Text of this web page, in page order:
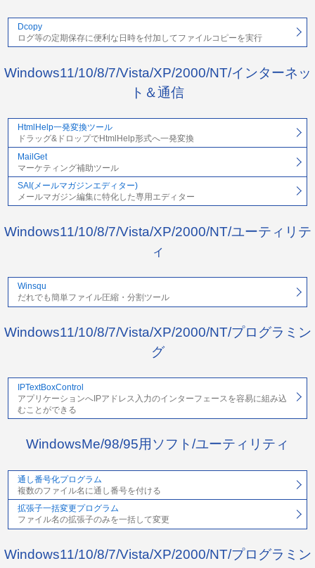
Dcopy
ログ等の定期保存に便利な日時を付加してファイルコピーを実行
Windows11/10/8/7/Vista/XP/2000/NT/インターネッ
ト＆通信
HtmlHelp一発変換ツール
ドラッグ&ドロップでHtmlHelp形式へ一発変換
MailGet
マーケティング補助ツール
SAI(メールマガジンエディター)
メールマガジン編集に特化した専用エディター
Windows11/10/8/7/Vista/XP/2000/NT/ユーティリテ
ィ
Winsqu
だれでも簡単ファイル圧縮・分割ツール
Windows11/10/8/7/Vista/XP/2000/NT/プログラミン
グ
IPTextBoxControl
アプリケーションへIPアドレス入力のインターフェースを容易に組み込
むことができる
WindowsMe/98/95用ソフト/ユーティリティ
通し番号化プログラム
複数のファイル名に通し番号を付ける
拡張子一括変更プログラム
ファイル名の拡張子のみを一括して変更
Windows11/10/8/7/Vista/XP/2000/NT/プログラミン